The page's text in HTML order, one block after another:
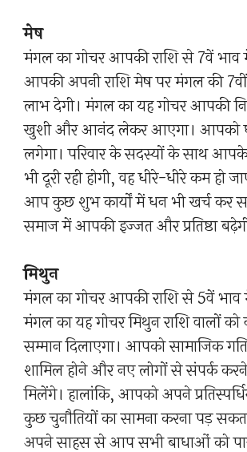
मेष
मंगल का गोचर आपकी राशि से 7वें भाव में
आपकी अपनी राशि मेष पर मंगल की
लाभ देगी। मंगल का यह गोचर आपकी
खुशी और आनंद लेकर आएगा। आपको
लगेगा। परिवार के सदस्यों के साथ
भी दूरी रही होगी, वह धीरे-धीरे कम हो
आप कुछ शुभ कार्यों में धन भी खर्च कर
समाज में आपकी इज्जत और प्रतिष्ठा
मिथुन
मंगल का गोचर आपकी राशि से 5वें भाव में
मंगल का यह गोचर मिथुन राशि वालों
सम्मान दिलाएगा। आपको सामाजिक
शामिल होने और नए लोगों से संपर्क
मिलेंगे। हालांकि, आपको अपने
कुछ चुनौतियों का सामना करना पड़
अपने साहस से आप सभी बाधाओं को